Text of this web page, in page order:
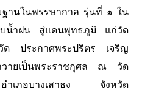
ฐานในพรรษากาล รุ่นที่ ๑ ใน
บน้ำฝน สู่แดนพุทธภูมิ แก่วัด
ประกาศพระปริตร เจริญ
ายเป็นพระราชกุศล ณ วัด
เภอบางเสาธง จังหวัด